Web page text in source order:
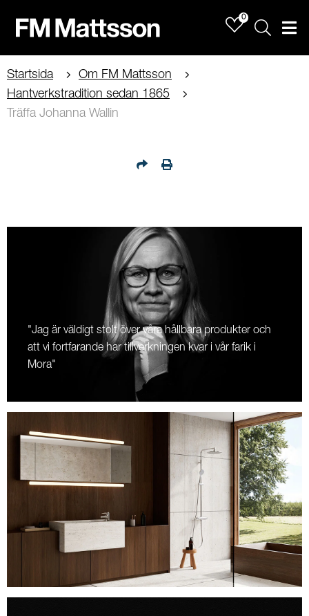
0
Sök
Startsida
Om FM Mattsson
Hantverkstradition sedan 1865
Träffa Johanna Wallin
"Jag är väldigt stolt över våra hållbara produkter och
att vi fortfarande har tillverkningen kvar i vår farik i
Mora"